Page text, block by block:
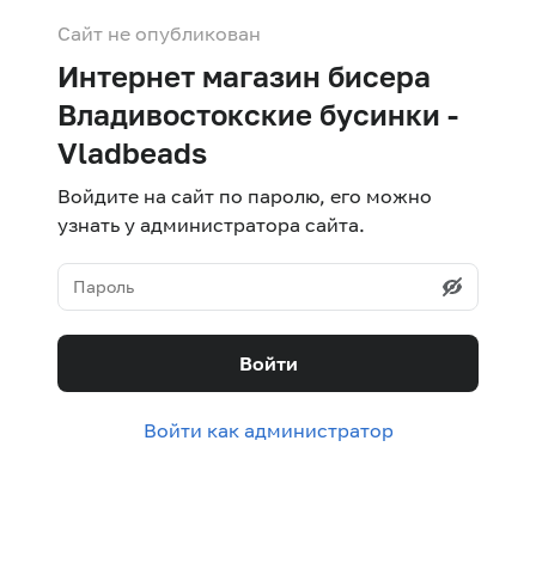
Сайт не опубликован
Интернет магазин бисера
Владивостокские бусинки -
Vladbeads
Войдите на сайт по паролю, его можно
узнать у администратора сайта.
Войти
Войти как администратор